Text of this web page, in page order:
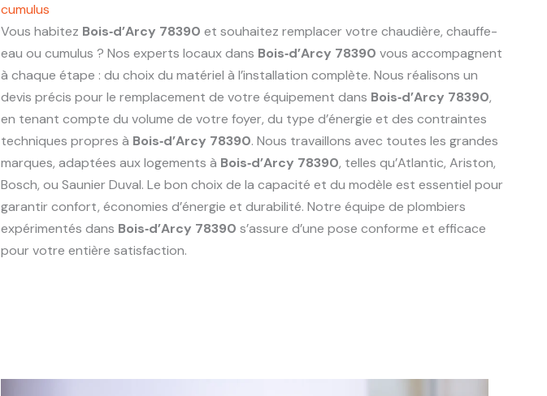
cumulus
Vous habitez Bois‑d’Arcy 78390 et souhaitez remplacer votre chaudière, chauffe-
eau ou cumulus ? Nos experts locaux dans Bois‑d’Arcy 78390 vous accompagnent
à chaque étape : du choix du matériel à l’installation complète. Nous réalisons un
devis précis pour le remplacement de votre équipement dans Bois‑d’Arcy 78390,
en tenant compte du volume de votre foyer, du type d’énergie et des contraintes
techniques propres à Bois‑d’Arcy 78390. Nous travaillons avec toutes les grandes
marques, adaptées aux logements à Bois‑d’Arcy 78390, telles qu’Atlantic, Ariston,
Bosch, ou Saunier Duval. Le bon choix de la capacité et du modèle est essentiel pour
garantir confort, économies d’énergie et durabilité. Notre équipe de plombiers
expérimentés dans Bois‑d’Arcy 78390 s’assure d’une pose conforme et efficace
pour votre entière satisfaction.